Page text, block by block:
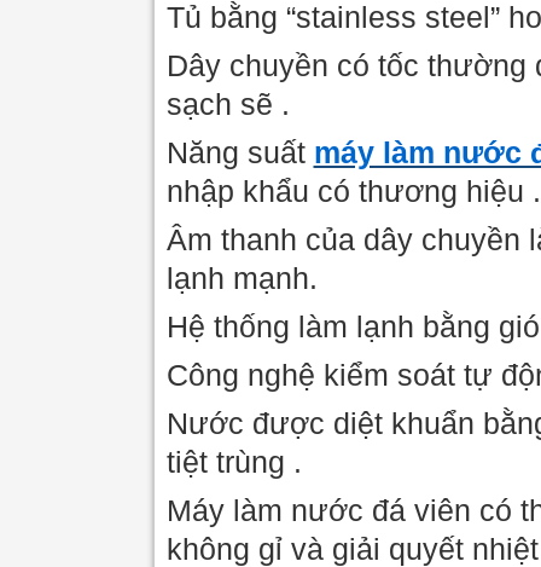
Tủ bằng “stainless steel”
Dây chuyền có tốc thường
sạch sẽ .
Năng suất máy làm nước
nhập khẩu có thương hiệu .
Âm thanh của dây chuyền
lạnh mạnh.
Hệ thống làm lạnh bằng gió
Công nghệ kiểm soát tự
Nước được diệt khuẩn
tiệt trùng .
Máy làm nước đá viên có
không gỉ và giải quyết